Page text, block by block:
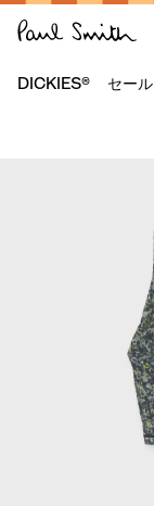
DICKIES® セール